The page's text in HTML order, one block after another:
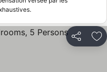
Partager